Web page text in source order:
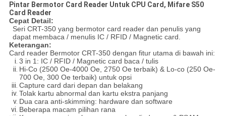
Pintar Bermotor Card Reader Untuk CPU Card, Mifare S50
Card Reader
Cepat Detail:
Seri CRT-350 yang bermotor card reader dan penulis yang
dapat membaca / menulis IC / RFID / Magnetic card.
Keterangan:
Card reader Bermotor CRT-350 dengan fitur utama di bawah ini:
3 in 1: IC / RFID / Magnetic card baca / tulis
Hi-Co (2500 Oe-4000 Oe, 2750 Oe terbaik) & Lo-co (250 Oe-
700 Oe, 300 Oe terbaik) untuk opsi
Capture card dari depan dan belakang
Tolak kartu abnormal dan kartu ekstra panjang
Dua cara anti-skimming: hardware dan software
Beberapa macam pilihan rana